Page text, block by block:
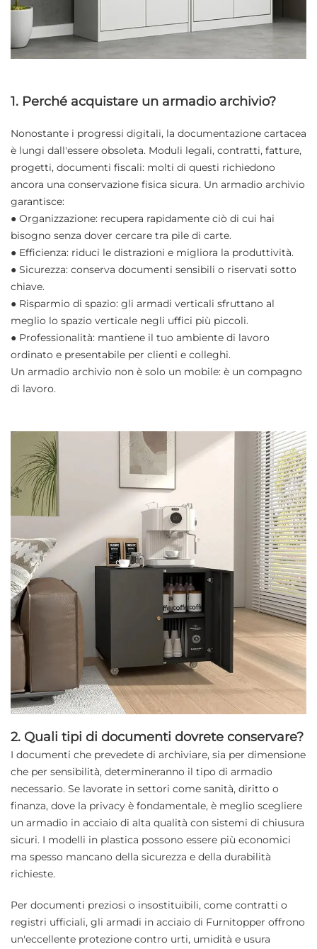
1. Perché acquistare un armadio archivio?
Nonostante i progressi digitali, la documentazione cartacea
è lungi dall'essere obsoleta. Moduli legali, contratti, fatture,
progetti, documenti fiscali: molti di questi richiedono
ancora una conservazione fisica sicura. Un armadio archivio
garantisce:
● Organizzazione: recupera rapidamente ciò di cui hai
bisogno senza dover cercare tra pile di carte.
● Efficienza: riduci le distrazioni e migliora la produttività.
● Sicurezza: conserva documenti sensibili o riservati sotto
chiave.
● Risparmio di spazio: gli armadi verticali sfruttano al
meglio lo spazio verticale negli uffici più piccoli.
● Professionalità: mantiene il tuo ambiente di lavoro
ordinato e presentabile per clienti e colleghi.
Un armadio archivio non è solo un mobile: è un compagno
di lavoro.
2. Quali tipi di documenti dovrete conservare?
I documenti che prevedete di archiviare, sia per dimensione
che per sensibilità, determineranno il tipo di armadio
necessario. Se lavorate in settori come sanità, diritto o
finanza, dove la privacy è fondamentale, è meglio scegliere
un armadio in acciaio di alta qualità con sistemi di chiusura
sicuri. I modelli in plastica possono essere più economici
ma spesso mancano della sicurezza e della durabilità
richieste.
Per documenti preziosi o insostituibili, come contratti o
registri ufficiali, gli armadi in acciaio di Furnitopper offrono
un'eccellente protezione contro urti, umidità e usura